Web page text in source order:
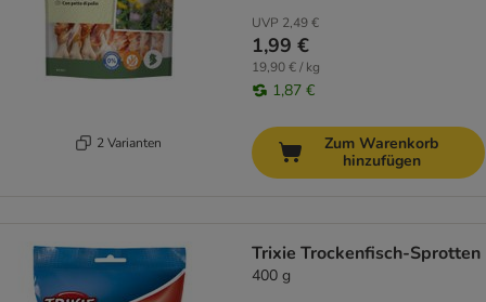
2 Varianten
UVP 2,49 €
1,99 €
19,90 € / kg
1,87 €
Zum Warenkorb
hinzufügen
Trixie Trockenfisch-Sprotten
400 g